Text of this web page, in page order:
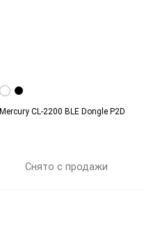
Mercury CL-2200 BLE Dongle P2D
Снято с продажи